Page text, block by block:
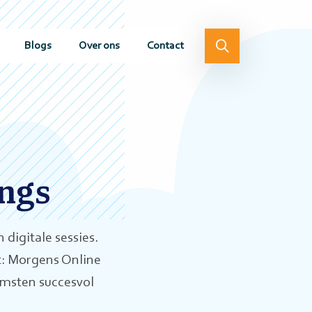
Blogs Over ons Contact
digitale sessies.
Morgens Online
succesvol